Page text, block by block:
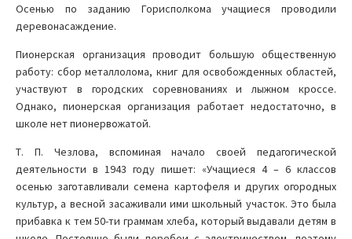
Осенью по заданию Горисполкома учащиеся проводили
деревонасаждение.
Пионерская организация проводит большую общественную
работу: сбор металлолома, книг для освобожденных областей,
участвуют в городских соревнованиях и лыжном кроссе.
Однако, пионерская организация работает недостаточно, в
школе нет пионервожатой.
Т. П. Чезлова, вспоминая начало своей педагогической
деятельности в 1943 году пишет: «Учащиеся 4 – 6 классов
осенью заготавливали семена картофеля и других огородных
культур, а весной засаживали ими школьный участок. Это была
прибавка к тем 50-ти граммам хлеба, который выдавали детям в